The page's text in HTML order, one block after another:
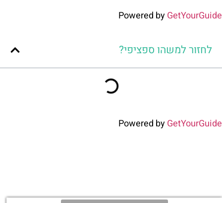
Powered byGetYourGuide
לחזור למשהו ספציפי?
Powered byGetYourGuide